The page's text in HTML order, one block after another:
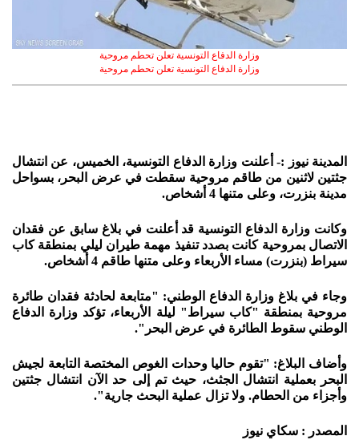
وزارة الدفاع التونسية تعلن تحطم مروحية
وزارة الدفاع التونسية تعلن تحطم مروحية
المدينة نيوز :- أعلنت وزارة الدفاع التونسية، الخميس، عن انتشال
جثتين لاثنين من طاقم مروحية سقطت في عرض البحر، بسواحل
مدينة بنزرت، وعلى متنها 4 أشخاص.
وكانت وزارة الدفاع التونسية قد أعلنت في بلاغ سابق عن فقدان
الاتصال بمروحية كانت بصدد تنفيذ مهمة طيران ليلي بمنطقة كاب
سيراط (بنزرت) مساء الأربعاء وعلى متنها طاقم 4 أشخاص.
وجاء في بلاغ وزارة الدفاع الوطني: "متابعة لحادثة فقدان طائرة
مروحية بمنطقة "كاب سيراط" ليلة الأربعاء، تؤكد وزارة الدفاع
الوطني سقوط الطائرة في عرض البحر".
وأضاف البلاغ: "تقوم حاليا وحدات الغوص المختصة التابعة لجيش
البحر بعملية انتشال الجثث، حيث تم إلى حد الآن انتشال جثتين
وأجزاء من الحطام. ولا تزال عملية البحث جارية".
المصدر : سكاي نيوز